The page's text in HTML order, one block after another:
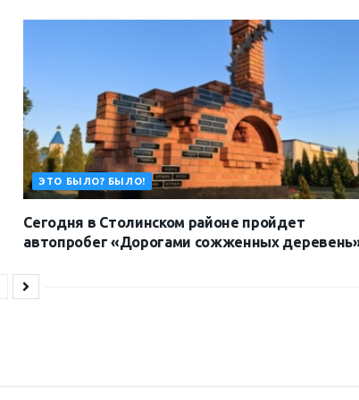
ЭТО БЫЛО? БЫЛО!
Сегодня в Столинском районе пройдет
автопробег «Дорогами сожженных